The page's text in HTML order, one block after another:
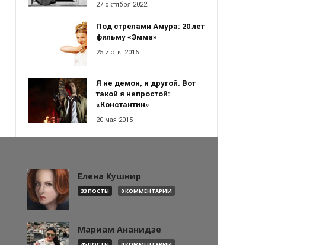
27 октября 2022
Под стрелами Амура: 20 лет
фильму «Эмма»
25 июня 2016
Я не демон, я другой. Вот
такой я непростой:
«Константин»
20 мая 2015
Елена Кушнир
33 ПОСТЫ 0 КОММЕНТАРИИ
Мариам Ананидзе